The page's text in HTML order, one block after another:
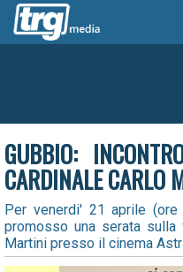
GUBBIO:
CARDINALE CARLO
Per venerdi' 21 aprile
promosso una serata sulla
Martini presso il cinema